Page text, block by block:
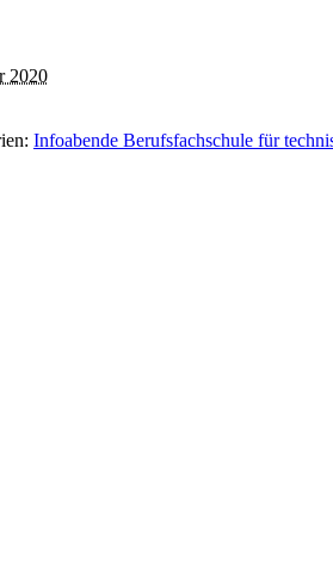
2020
Infoabende Berufsfachschule für